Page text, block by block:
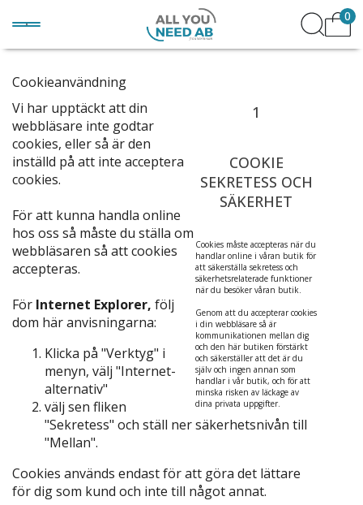
0
Cookieanvändning
1
COOKIE
SEKRETESS OCH
SÄKERHET
Cookies måste accepteras när du
handlar online i våran butik för
att säkerställa sekretess och
säkerhetsrelaterade funktioner
när du besöker våran butik.
Genom att du accepterar cookies
i din webbläsare så är
kommunikationen mellan dig
och den här butiken förstärkt
och säkerställer att det är du
själv och ingen annan som
handlar i vår butik, och för att
minska risken av läckage av
dina privata uppgifter.
Vi har upptäckt att din
webbläsare inte godtar
cookies, eller så är den
inställd på att inte acceptera
cookies.
För att kunna handla online
hos oss så måste du ställa om
webbläsaren så att cookies
accepteras.
För Internet Explorer, följ
dom här anvisningarna:
Klicka på "Verktyg" i
menyn, välj "Internet-
alternativ"
välj sen fliken
"Sekretess" och ställ ner säkerhetsnivån till
"Mellan".
Cookies används endast för att göra det lättare
för dig som kund och inte till något annat.